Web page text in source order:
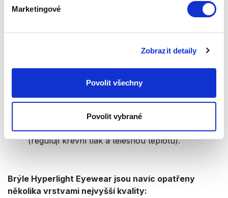
Marketingové
Zobrazit detaily
Povolit všechny
Povolit vybrané
přeměně UV záření a vysoce energetického
modrého světla dochází k jeho optimalizaci podle
přirozené citlivosti očí.
Optimalizují funkce mozku (harmonizují signály
EEG).
Regulují činnost neuroendokrinního systému;
serotoninu a melatoninu (který zmírňuje depresi
Ovlivňují tělesné hodiny – cirkadiánní rytmus
(regulují krevní tlak a tělesnou teplotu).
Brýle Hyperlight Eyewear jsou navíc opatřeny
několika vrstvami nejvyšší kvality: